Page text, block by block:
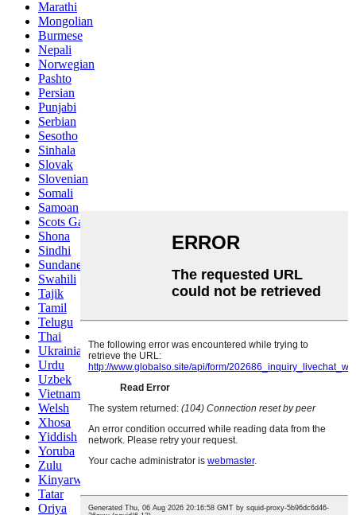
Marathi
Mongolian
Burmese
Nepali
Norwegian
Pashto
Persian
Punjabi
Serbian
Sesotho
Sinhala
Slovak
Slovenian
Somali
Samoan
Scots Gaelic
Shona
Sindhi
Sundanese
Swahili
Tajik
Tamil
Telugu
Thai
Ukrainian
Urdu
Uzbek
Vietnamese
Welsh
Xhosa
Yiddish
Yoruba
Zulu
Kinyarwanda
Tatar
Oriya